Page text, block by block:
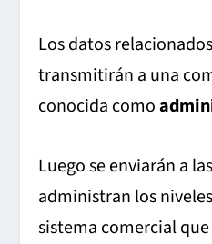
Los datos
transmitirán a una
conocida como
Luego se enviarán a
administran los
sistema comercial